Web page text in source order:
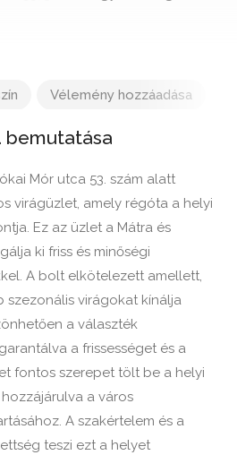
u. 53, 3200 Magyarország
Vélemény hozzáadása
bemutatása
Mór utca 53. szám alatt
virágüzlet, amely régóta a helyi
Ez az üzlet a Mátra és
ki friss és minőségi
A bolt elkötelezett amellett,
szezonális virágokat kínálja
a választék
a frissességet és a
fontos szerepet tölt be a helyi
a város
A szakértelem és a
teszi ezt a helyet